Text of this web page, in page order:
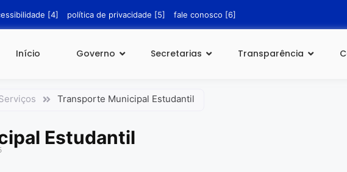
[4] política de privacidade [5] fale conosco [6]
Início Governo Secretarias Transparência
Transporte Municipal Estudantil
Estudantil